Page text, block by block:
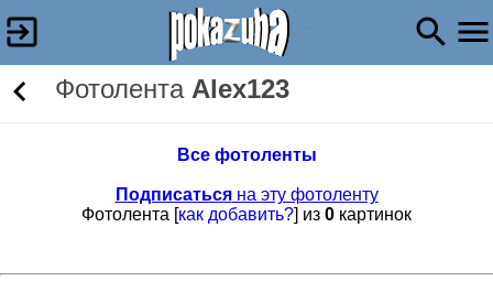
Фотолента Alex123
Все фотоленты
Подписатьсяна эту фотоленту
Фотолента [как добавить?] из 0 картинок